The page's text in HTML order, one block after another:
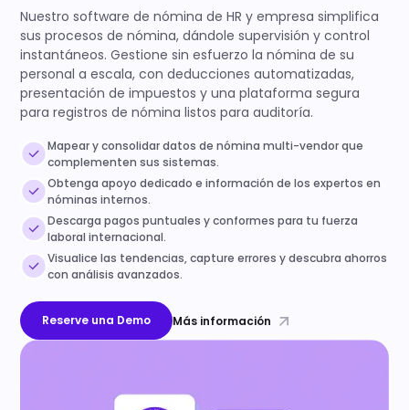
Nuestro software de nómina de HR y empresa simplifica
sus procesos de nómina, dándole supervisión y control
instantáneos. Gestione sin esfuerzo la nómina de su
personal a escala, con deducciones automatizadas,
presentación de impuestos y una plataforma segura
para registros de nómina listos para auditoría.
Mapear y consolidar datos de nómina multi-vendor que
complementen sus sistemas.
Obtenga apoyo dedicado e información de los expertos en
nóminas internos.
Descarga pagos puntuales y conformes para tu fuerza
laboral internacional.
Visualice las tendencias, capture errores y descubra ahorros
con análisis avanzados.
Reserve una Demo Más información